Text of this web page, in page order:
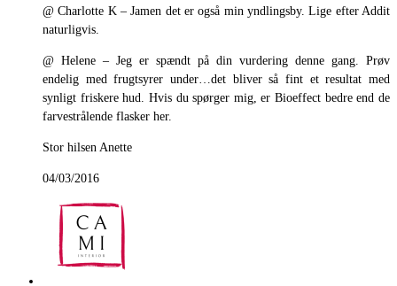
@ Charlotte K – Jamen det er også min yndlingsby. Lige efter Addit
naturligvis.
@ Helene – Jeg er spændt på din vurdering denne gang. Prøv
endelig med frugtsyrer under…det bliver så fint et resultat med
synligt friskere hud. Hvis du spørger mig, er Bioeffect bedre end de
farvestrålende flasker her.
Stor hilsen Anette
04/03/2016